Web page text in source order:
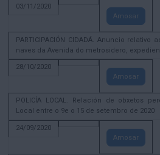
03/11/2020
Amosar
PARTICIPACIÓN CIDADÁ. Anuncio
naves da Avenida do metrosidero,
28/10/2020
Amosar
POLICÍA LOCAL. Relación de obxetos
Local entre o 9e o 15 de setembro de 2020
24/09/2020
Amosar